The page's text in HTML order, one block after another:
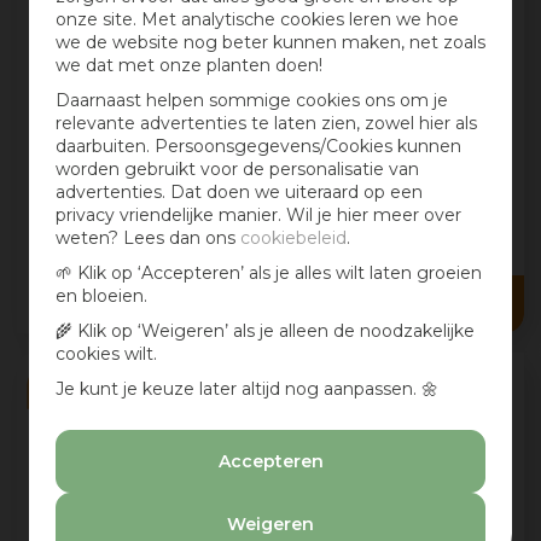
onze site. Met analytische cookies leren we hoe
we de website nog beter kunnen maken, net zoals
we dat met onze planten doen!
Daarnaast helpen sommige cookies ons om je
relevante advertenties te laten zien, zowel hier als
daarbuiten. Persoonsgegevens/Cookies kunnen
worden gebruikt voor de personalisatie van
advertenties. Dat doen we uiteraard op een
privacy vriendelijke manier. Wil je hier meer over
weten? Lees dan ons cookiebeleid.
🌱 Klik op ‘Accepteren’ als je alles wilt laten groeien
en bloeien.
🌾 Klik op ‘Weigeren’ als je alleen de noodzakelijke
cookies wilt.
Je kunt je keuze later altijd nog aanpassen. 🌼
Accepteren
Weigeren
original sandy beige
• Kiezelstenen: inclusief
• Glas: inclusief
• Gascartouche: exclusief
79,00
69
+ 2
+ 1
dining white/teak
Cosi Fires vuurtafel cosiloft 120 relax
Je geniet met deze Cosiloft 120 relax dining